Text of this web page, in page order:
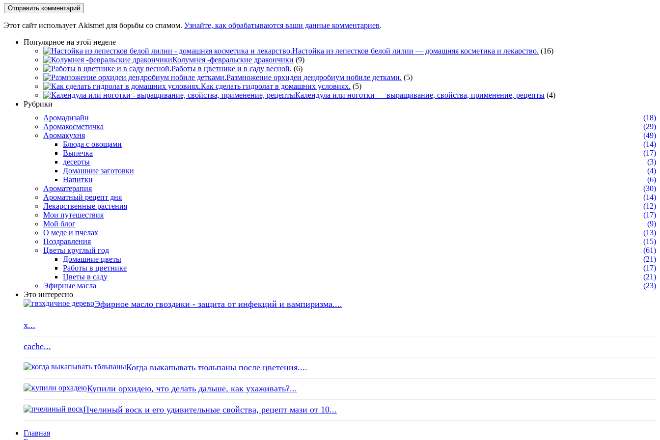
Этот сайт использует Akismet для борьбы со спамом. Узнайте, как обрабатываются ваши данные комментариев.
Популярное на этой неделе
Настойка из лепестков белой лилии — домашняя косметика и лекарство. (16)
Колумнея -февральские дракончики (9)
Работы в цветнике и в саду весной. (6)
Размножение орхидеи дендробиум нобиле детками. (5)
Как сделать гидролат в домашних условиях. (5)
Календула или ноготки — выращивание, свойства, применение, рецепты (4)
Рубрики
Аромадизайн
(18)
Аромакосметичка
(29)
Аромакухня
(49)
Блюда с овощами
(14)
Выпечка
(17)
десерты
(3)
Домашние заготовки
(4)
Напитки
(6)
Ароматерапия
(30)
Ароматный рецепт дня
(14)
Лекарственные растения
(12)
Мои путешествия
(17)
Мой блог
(9)
О меде и пчелах
(13)
Поздравления
(15)
Цветы круглый год
(61)
Домашние цветы
(21)
Работы в цветнике
(17)
Цветы в саду
(21)
Эфирные масла
(23)
Это интересно
Эфирное масло гвоздики - защита от инфекций и вампиризма....
x...
cache...
Когда выкапывать тюльпаны после цветения....
Купили орхидею, что делать дальше, как ухаживать?...
Пчелиный воск и его удивительные свойства, рецепт мази от 10...
Главная